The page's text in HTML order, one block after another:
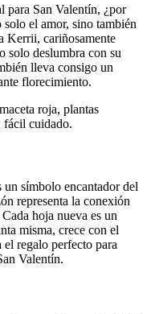
para San Valentín, ¿por
el amor, sino también
Kerrii, cariñosamente
solo deslumbra con su
lleva consigo un
florecimiento.
símbolo encantador del
representa la conexión
hoja nueva es un
misma, crece con el
regalo perfecto para
Valentín.